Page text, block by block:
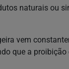
naturais ou
vem
que a